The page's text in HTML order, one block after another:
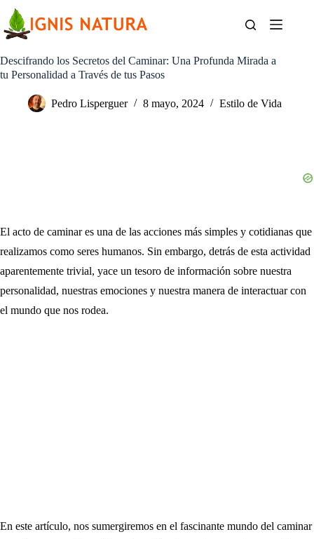
contenido
Descifrando los Secretos del Caminar: Una Profunda Mirada a
tu Personalidad a Través de tus Pasos
Pedro Lisperguer 8 mayo, 2024 Estilo de Vida
El acto de caminar es una de las acciones más simples y cotidianas que
realizamos como seres humanos. Sin embargo, detrás de esta actividad
aparentemente trivial, yace un tesoro de información sobre nuestra
personalidad, nuestras emociones y nuestra manera de interactuar con
el mundo que nos rodea.
En este artículo, nos sumergiremos en el fascinante mundo del caminar